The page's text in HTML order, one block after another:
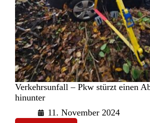
Verkehrsunfall – Pkw stürzt einen
hinunter
11. November 2024